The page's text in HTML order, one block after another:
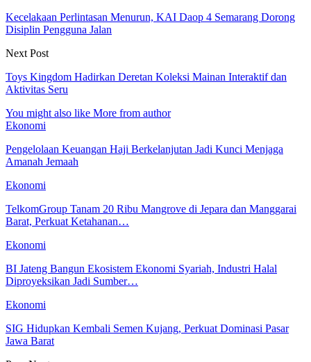
Kecelakaan Perlintasan Menurun, KAI Daop 4 Semarang Dorong
Disiplin Pengguna Jalan
Next Post
Toys Kingdom Hadirkan Deretan Koleksi Mainan Interaktif dan
Aktivitas Seru
You might also like More from author
Ekonomi
Pengelolaan Keuangan Haji Berkelanjutan Jadi Kunci Menjaga
Amanah Jemaah
Ekonomi
TelkomGroup Tanam 20 Ribu Mangrove di Jepara dan Manggarai
Barat, Perkuat Ketahanan…
Ekonomi
BI Jateng Bangun Ekosistem Ekonomi Syariah, Industri Halal
Diproyeksikan Jadi Sumber…
Ekonomi
SIG Hidupkan Kembali Semen Kujang, Perkuat Dominasi Pasar
Jawa Barat